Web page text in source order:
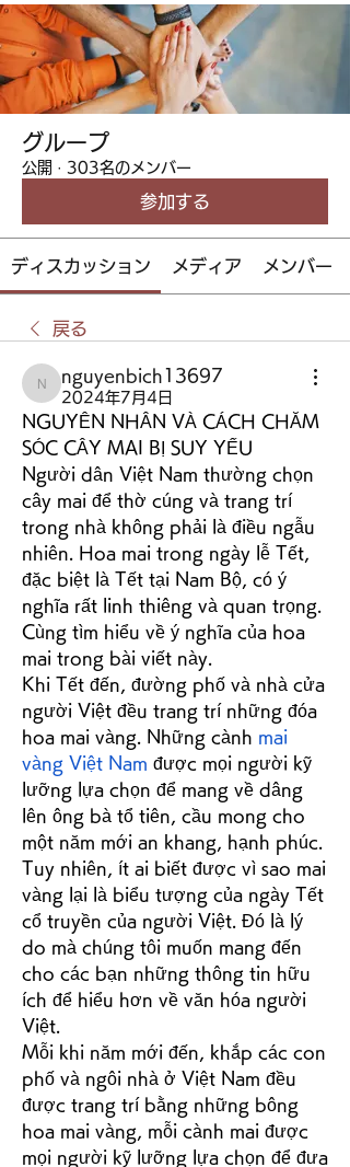
グループ
公開 · 303名のメンバー
参加する
ディスカッション メディア メンバー
戻る
nguyenbich13697
nguyenbich13697
2024年7月4日
NGUYÊN NHÂN VÀ CÁCH CHĂM
SÓC CÂY MAI BỊ SUY YẾU
Người dân Việt Nam thường chọn
cây mai để thờ cúng và trang trí
trong nhà không phải là điều ngẫu
nhiên. Hoa mai trong ngày lễ Tết,
đặc biệt là Tết tại Nam Bộ, có ý
nghĩa rất linh thiêng và quan trọng.
Cùng tìm hiểu về ý nghĩa của hoa
mai trong bài viết này.
Khi Tết đến, đường phố và nhà cửa
người Việt đều trang trí những đóa
hoa mai vàng. Những cành mai
vàng Việt Nam được mọi người kỹ
lưỡng lựa chọn để mang về dâng
lên ông bà tổ tiên, cầu mong cho
một năm mới an khang, hạnh phúc.
Tuy nhiên, ít ai biết được vì sao mai
vàng lại là biểu tượng của ngày Tết
cổ truyền của người Việt. Đó là lý
do mà chúng tôi muốn mang đến
cho các bạn những thông tin hữu
ích để hiểu hơn về văn hóa người
Việt.
Mỗi khi năm mới đến, khắp các con
phố và ngôi nhà ở Việt Nam đều
được trang trí bằng những bông
hoa mai vàng, mỗi cành mai được
mọi người kỹ lưỡng lựa chọn để đưa